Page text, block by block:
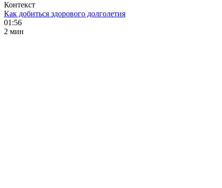
Контекст
Как добиться здорового долголетия
01:56
2 мин